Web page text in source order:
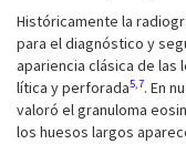
Históricamente la
para el diagnóstico y
apariencia clásica de las
lítica y perforada5,7. En
valoró el granuloma
los huesos largos